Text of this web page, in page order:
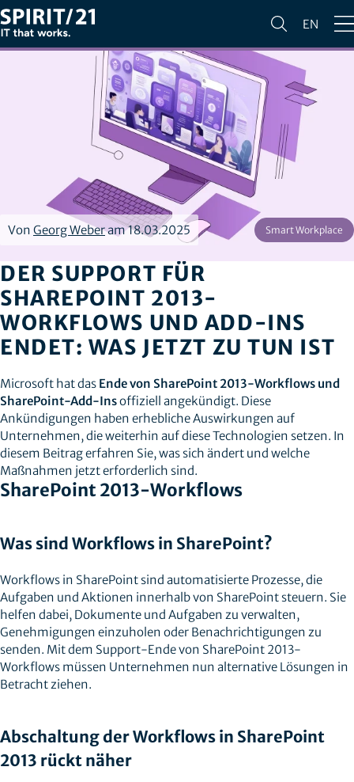
EN
Von Georg Weberam 18.03.2025 Smart Workplace
DER SUPPORT FÜR
SHAREPOINT 2013-
WORKFLOWS UND ADD-INS
ENDET: WAS JETZT ZU TUN IST
Microsoft hat das Ende von SharePoint 2013-Workflows und
SharePoint-Add-Insoffiziell angekündigt. Diese
Ankündigungen haben erhebliche Auswirkungen auf
Unternehmen, die weiterhin auf diese Technologien setzen. In
diesem Beitrag erfahren Sie, was sich ändert und welche
Maßnahmen jetzt erforderlich sind.
SharePoint 2013-Workflows
Was sind Workflows in SharePoint?
Workflows in SharePoint sind automatisierte Prozesse, die
Aufgaben und Aktionen innerhalb von SharePoint steuern. Sie
helfen dabei, Dokumente und Aufgaben zu verwalten,
Genehmigungen einzuholen oder Benachrichtigungen zu
senden. Mit dem Support-Ende von SharePoint 2013-
Workflows müssen Unternehmen nun alternative Lösungen in
Betracht ziehen.
Abschaltung der Workflows in SharePoint
2013 rückt näher